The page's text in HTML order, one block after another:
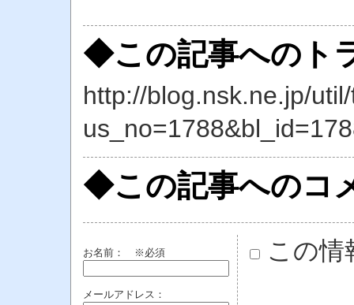
◆この記事へのト
http://blog.nsk.ne.jp/
◆この記事へのコ
お名前： ※必須
メールアドレス：
この情